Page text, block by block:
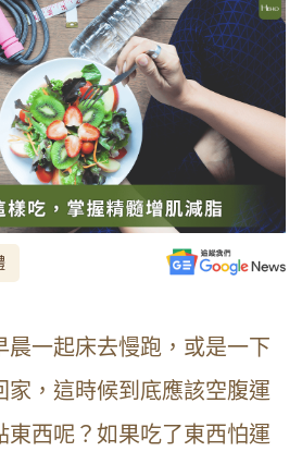
晨一起床去慢跑，或是一下
家，這時候到底應該空腹運
東西呢？如果吃了東西怕運